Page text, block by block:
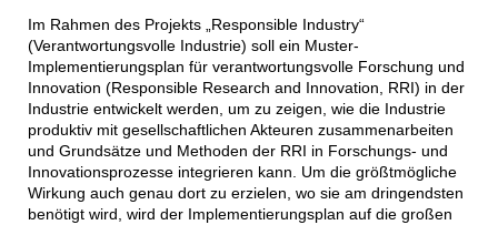
Im Rahmen des Projekts „Responsible Industry“
(Verantwortungsvolle Industrie) soll ein Muster-
Implementierungsplan für verantwortungsvolle Forschung und
Innovation (Responsible Research and Innovation, RRI) in der
Industrie entwickelt werden, um zu zeigen, wie die Industrie
produktiv mit gesellschaftlichen Akteuren zusammenarbeiten
und Grundsätze und Methoden der RRI in Forschungs- und
Innovationsprozesse integrieren kann. Um die größtmögliche
Wirkung auch genau dort zu erzielen, wo sie am dringendsten
benötigt wird, wird der Implementierungsplan auf die großen